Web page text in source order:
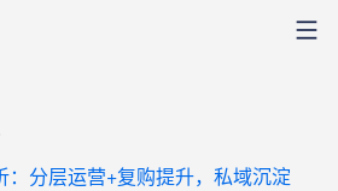
：分层运营+复购提升，私域沉淀